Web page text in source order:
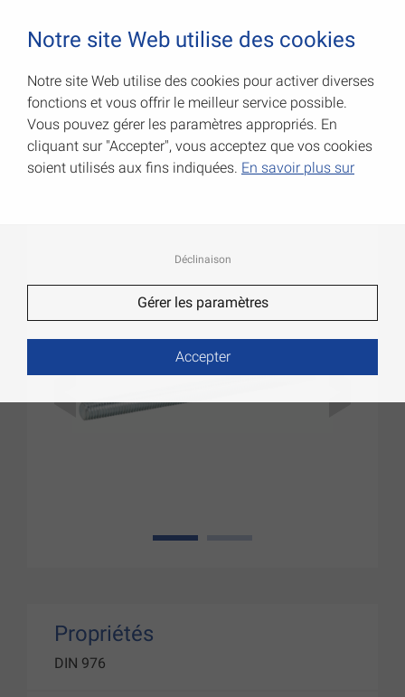
Tiges filetées
Code Art.: 053216100Z
1
Propriétés
DIN 976
Notre site Web utilise des cookies
Notre site Web utilise des cookies pour activer diverses
fonctions et vous offrir le meilleur service possible.
Vous pouvez gérer les paramètres appropriés. En
cliquant sur "Accepter", vous acceptez que vos cookies
soient utilisés aux fins indiquées. En savoir plus sur
Déclinaison
Gérer les paramètres
Accepter